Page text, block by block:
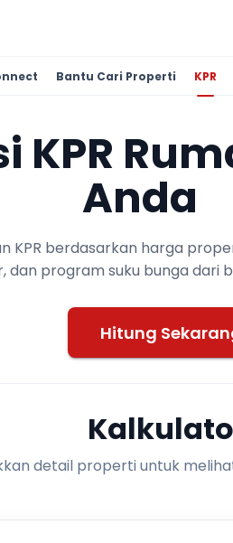
Bantu Cari Properti KPR
KPR
Anda
KPR berdasarkan harga
dan program suku bunga dari
Hitung
detail properti untuk